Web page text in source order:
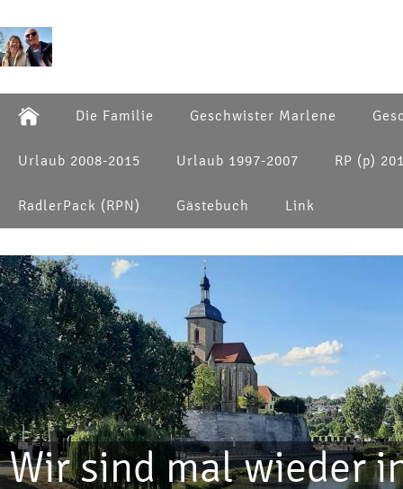
Die Familie Geschwister Marlene
Urlaub 2008-2015 Urlaub 1997-2007 RP (p)
RadlerPack (RPN) Gästebuch Link
Wir sind mal wieder